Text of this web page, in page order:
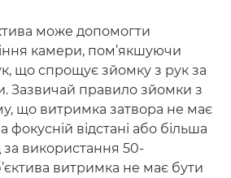
може допомогти
камери, пом’якшуючи
що спрощує зйомку з рук за
Зазвичай правило зйомки з
що витримка затвора не має
фокусній відстані або більша
за використання 50-
витримка не має бути